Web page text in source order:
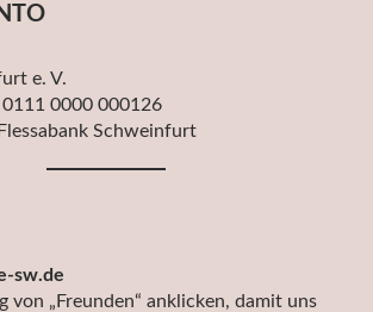
e. V.
0111 0000 000126
Schweinfurt
sw.de
von „Freunden“ anklicken, damit uns